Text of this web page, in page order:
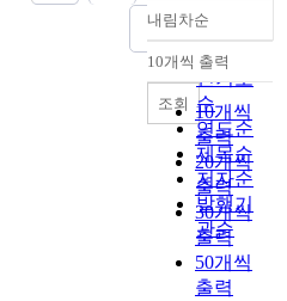
정확도
순
인기도
순
연도순
제목순
저자순
발행기
관순
내림차순
내림차순
10개씩 출력
10개씩
출력
20개씩
출력
30개씩
출력
50개씩
출력
조회